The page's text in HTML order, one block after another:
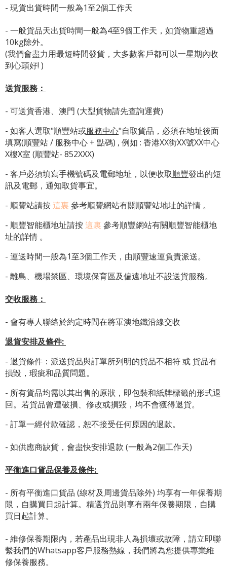
- 現貨出貨時間一般為1至2個工作天
- 一般貨品天出貨時間一般為4至9個工作天，如貨物重超過
10kg除外。
(我們會盡力用最短時間發貨，大多數客戶都可以一星期內收
到心頭好! )
送貨服務：
- 可送貨香港、澳門 (大型貨物請先查詢運費)
- 如客人選取"順豐站或服務中心"自取貨品，必須在地址後面
填寫(順豐站 / 服務中心 + 點碼) , 例如 : 香港XX街XX號XX中心
X樓X室 (順豐站- 852XXX)
- 客戶必須填寫手機號碼及電郵地址，以便收取順豐發出的短
訊及電郵，通知取貨事宜。
- 順豐站請按這裏 參考順豐網站有關順豐站地址的詳情 。
- 順豐智能櫃地址請按這裏 參考順豐網站有關順豐智能櫃地
址的詳情 。
- 運送時間一般為1至3個工作天，由順豐速運負責派送。
- 離島、機場禁區、環境保育區及偏遠地址不設送貨服務。
交收服務：
- 會有專人聯絡於約定時間在將軍澳地鐵沿線交收
退貨安排及條件:
- 退貨條件：派送貨品與訂單所列明的貨品不相符 或 貨品有
損毀，瑕疵和品質問題。
- 所有貨品均需以其出售的原狀，即包裝和紙牌標籤的形式退
回。若貨品曾遭破損、修改或損毀，均不會獲得退貨。
- 訂單一經付款確認，恕不接受任何原因的退款。
- 如供應商缺貨，會盡快安排退款 (一般為2個工作天)
平衡進口貨品保養及條件:
- 所有平衡進口貨品 (線材及周邊貨品除外) 均享有一年保養期
限，自購買日起計算。精選貨品則享有兩年保養期限，自購
買日起計算。
- 維修保養期限內，若產品出現非人為損壞或故障，請立即聯
繫我們的Whatsapp客戶服務熱線，我們將為您提供專業維
修保養服務。